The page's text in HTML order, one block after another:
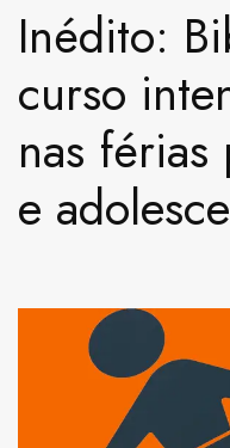
Inédito:
curso
nas férias
e